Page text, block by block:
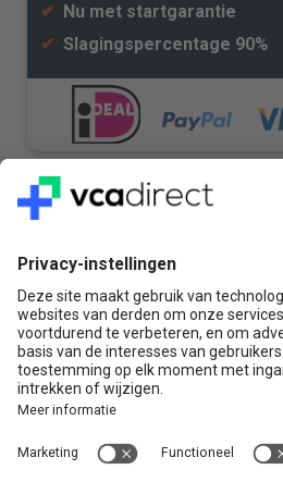
✔ Nu met startgarantie
✔ Slagingspercentage 90%
Vragen? Bel
+31(0)85
of stuur ons
Contact
Louis
2719 EK